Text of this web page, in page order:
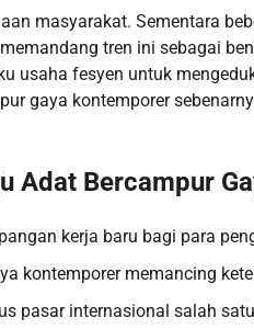
masyarakat. Sementara
tren ini sebagai
usaha fesyen untuk
gaya kontemporer
Adat Bercampur
kerja baru bagi para
kontemporer memancing
pasar internasional salah